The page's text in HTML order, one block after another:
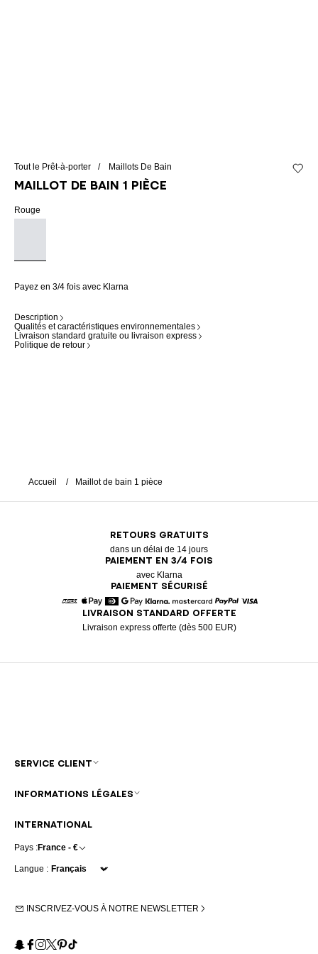
Tout le Prêt-à-porter Maillots De Bain
Maillot de bain 1 pièce
Rouge
Payez en 3/4 fois avec Klarna
Description
Qualités et caractéristiques environnementales
Livraison standard gratuite ou livraison express
Politique de retour
Accueil Maillot de bain 1 pièce
RETOURS GRATUITS
dans un délai de 14 jours
PAIEMENT EN 3/4 FOIS
avec Klarna
PAIEMENT SÉCURISÉ
American Express
Apple Pay
DinersGoogle Pay
Klarna MastercardPaypal
LIVRAISON STANDARD OFFERTE
Livraison express offerte (dès 500 EUR)
INTERNATIONAL
Pays :France - €
Langue :
INSCRIVEZ-VOUS À NOTRE NEWSLETTER
Snapchat
Facebook
Instagram
X Pinterest
TikTok
SERVICE CLIENT
INFORMATIONS LÉGALES